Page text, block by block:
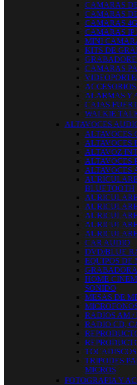
CAMARAS
CAMARAS
CAMARAS 4G
CAMARAS IP
MINI
KITS DE
CAMARAS
ALARMAS Y
CAJAS
WALKIE
ALTAVOCES
ALTAVOCES
ALTAVOCES
ALTAVOZ
ALTAVOCES
ALTAVOCES
BLUETOOTH
CAR AUDIO
DVD/BLUE
EQUIPOS DE
HOME
SONIDO
MESAS DE
RADIOS AM /
RADIO CD,
TOCADISCOS
TRIPODES
MICROS
FOTOGRAFIA Y